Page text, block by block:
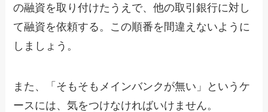
の融資を取り付けたうえで、他の取引銀行に対し
て融資を依頼する。この順番を間違えないように
しましょう。
また、「そもそもメインバンクが無い」というケ
ースには、気をつけなければいけません。